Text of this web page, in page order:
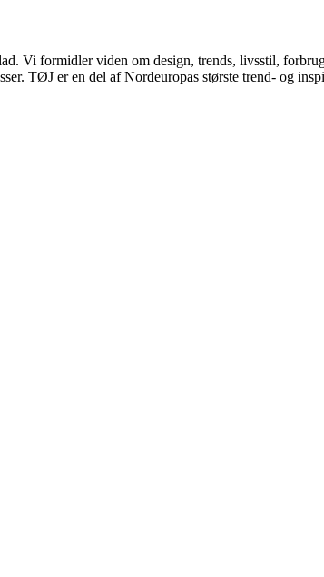
Vi formidler viden om design, trends, livsstil,
TØJ er en del af Nordeuropas største trend- og